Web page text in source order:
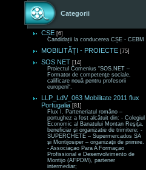
Categorii
CȘE [6]
Candidații la conducerea CȘE - CEBM
MOBILITĂȚI - PROIECTE [75]
SOS NET [14]
Proiectul Comenius “SOS.NET –
Formator de competenţe sociale,
calificare nouă pentru profesorii
europeni“.
LLP_LdV_063 Mobilitate 2011 flux
Portugalia [81]
Flux I. Parteneriatul româno –
portughez a fost alcătuit din: - Colegiul
Economic al Banatului Montan Reşiţa,
beneficiar şi organizatie de trimitere; -
SUPERCHETE – Supermercados SA
şi Montijosiper – organizaţii de primire.
- Associaçao Para A Formaçao
Profissional e Desenvolvimento de
Montijo (AFPDM), partener
intermediar;